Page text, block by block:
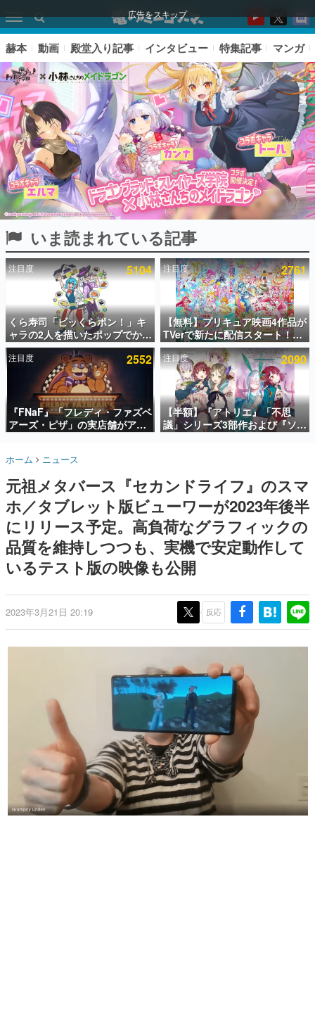
広告をスキップ
ピックアップ
電ファミのいま読まれている記事ランキング
アプリセール情報
インタビュー
連載・特集一覧
殿堂入り記事
SNS拡散数が数千以上！ ページビュー数万以上！ などな
ど。多くの人々に読まれた、電ファミ渾身の“殿堂入り”記
事をまとめました。
名作ゲームクリエイターの方々に製作時のエピソードをお
きます。
赫本
この物語を解いてはいけない。『赫本』は、〈試験問題〉
の形をした短編ホラー小説集です。
新世代に訊く
これからのデジタルゲーム市場を担う若きクリエイター達
ゲーム世代の作家たち
ゲームに多大な影響を受けた作家さんに取材し、ゲームが
日本モバイルゲーム産業史
日本のモバイルゲーム史における主要なトピック・タイト
ルを網羅するほか、開発者へのインタビューや識者による
解説を掲載。約20年の歴史が一望できる決定版！
若ゲのいたり〜ゲームクリエイターの青春〜
『うつヌケ』『ペンと箸』等で知られるマンガ家・田中圭
一先生によるゲーム業界レポートマンガです。
なんでゲームは面白い？
ゲーム開発者・hamatsu氏がゲームの魅力を画面や操作の
具体的な形から解き明かしていく、硬派で骨太な評論連載
赫本 動画 殿堂入り記事 インタビュー 特集記事 マンガ
いま読まれている記事
注目度 5104
くら寿司「ビッくらポン！」キ
ャラの2人を描いたポップでかわ
いいコラボイラストが公開。コ
ラボイラストを使用した限定T
シャツ&ステッカーがアソビシ
ステム主催「Akaku展」にて販
注目度 2761
【無料】プリキュア映画4作品が
TVerで新たに配信スタート！な
んと2018年～2024年の映画ほぼ
すべてが見放題に、ぶっちゃけ
ありえないラインナップ
注目度 2552
『FNaF』「フレディ・ファズベ
アーズ・ピザ」の実店舗がアメ
リカの商業施設「American
ScottGamesとの共同開発、食
事だけでなくステージショーや
没入型のホラー体験も楽しめる
注目度 2090
【半額】『アトリエ』「不思
議」シリーズ3部作および『ソフ
ィーのアトリエ2』公式画集の
んに収録
ホーム ニュース
元祖メタバース『セカンドライフ』のスマ
ホ／タブレット版ビューワーが2023年後半
にリリース予定。高負荷なグラフィックの
品質を維持しつつも、実機で安定動作して
いるテスト版の映像も公開
2023年3月21日 20:19 反応